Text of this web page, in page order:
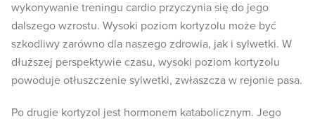
wykonywanie treningu cardio przyczynia się do jego
dalszego wzrostu. Wysoki poziom kortyzolu może być
szkodliwy zarówno dla naszego zdrowia, jak i sylwetki. W
dłuższej perspektywie czasu, wysoki poziom kortyzolu
powoduje otłuszczenie sylwetki, zwłaszcza w rejonie pasa.
Po drugie kortyzol jest hormonem katabolicznym. Jego